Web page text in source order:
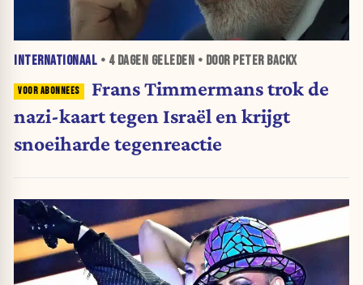
INTERNATIONAAL • 4 DAGEN GELEDEN • DOOR PETER BACKX
Frans Timmermans trok de
nazi-kaart tegen Israël en krijgt
snoeiharde tegenreactie